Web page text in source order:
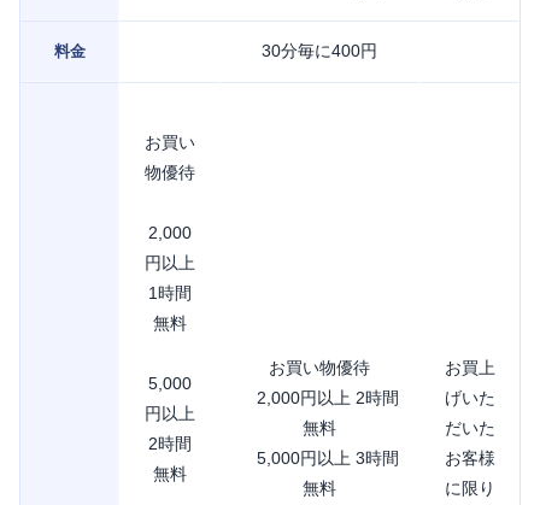
料金 30分毎に400円
お買い
物優待
2,000
円以上
1時間
無料
5,000
円以上
2時間
無料
お買い物優待
2,000円以上 2時間
無料
5,000円以上 3時間
無料
お買上
げいた
だいた
お客様
に限り